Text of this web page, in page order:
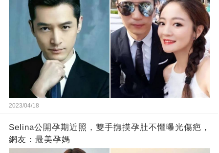
2023/04/18
Selina公開孕期近照，雙手撫摸孕肚不懼曝光傷疤，
網友：最美孕媽